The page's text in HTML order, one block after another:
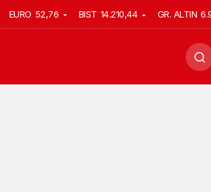
EURO 52,76 BIST 14.210,44 GR. ALTIN